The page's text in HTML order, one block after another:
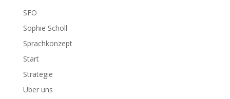
SFO
Sophie Scholl
Sprachkonzept
Start
Strategie
Über uns